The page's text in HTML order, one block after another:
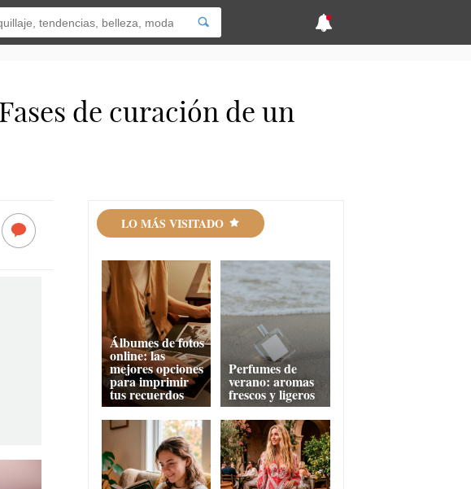
de curación de un
LO MÁS VISITADO
Álbumes de fotos
online: las
mejores opciones
para imprimir
tus recuerdos
Perfumes de
verano: aromas
frescos y ligeros